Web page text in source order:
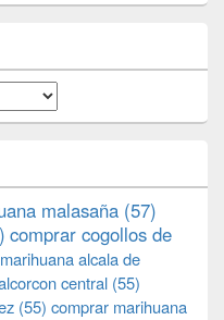
malasaña (57)
comprar cogollos de
alcala de
central (55)
(55) comprar marihuana